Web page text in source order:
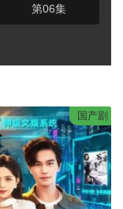
第06集
国产剧